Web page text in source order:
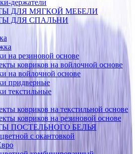
держатели
ДЛЯ МЯГКОЙ МЕБЕЛИ
ДЛЯ СПАЛЬНИ
на резиновой основе
ковриков на войлочной основе
на войлочной основе
придверные
текстильные
ковриков на текстильной основе
ковриков на резиновой основе
ПОСТЕЛЬНОГО БЕЛЬЯ
с окантовкой